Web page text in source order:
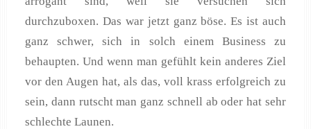
durchzuboxen. Das war jetzt ganz böse. Es ist auch
ganz schwer, sich in solch einem Business zu
behaupten. Und wenn man gefühlt kein anderes Ziel
vor den Augen hat, als das, voll krass erfolgreich zu
sein, dann rutscht man ganz schnell ab oder hat sehr
schlechte Launen.